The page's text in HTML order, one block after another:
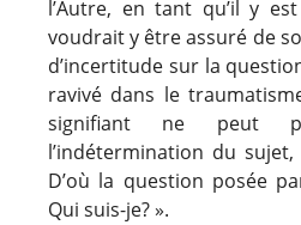
l’Autre, en tant qu’il y
voudrait y être assuré de
d’incertitude sur la
ravivé dans le
signifiant ne peut
l’indétermination du
D’où la question posée
Qui suis-je? ».